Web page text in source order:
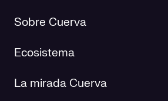
Sobre Cuerva
Ecosistema
La mirada Cuerva